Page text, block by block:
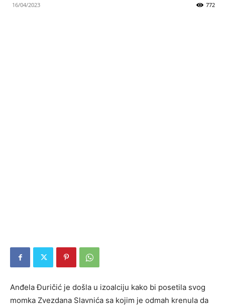
16/04/2023 772
Anđela Đuričić je došla u izoalciju kako bi posetila svog
momka Zvezdana Slavnića sa kojim je odmah krenula da